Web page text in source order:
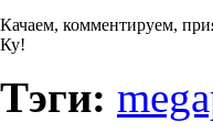
Качаем, комментируем,
Ку!
Тэги: